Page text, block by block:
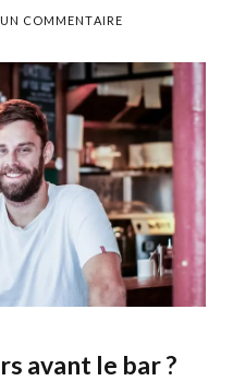
UN COMMENTAIRE
avant le bar ?